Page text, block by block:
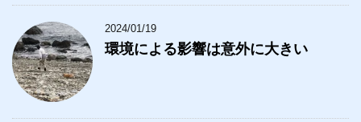
2024/01/19
環境による影響は意外に大きい